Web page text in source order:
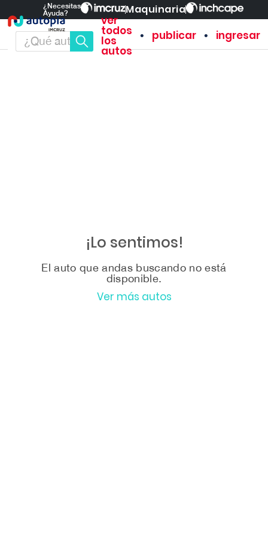
¿Necesitas
Ayuda?
Maquinaria
ver
todos
los
autos
• publicar • ingresar
¡Lo sentimos!
El auto que andas buscando no está
disponible.
Ver más autos